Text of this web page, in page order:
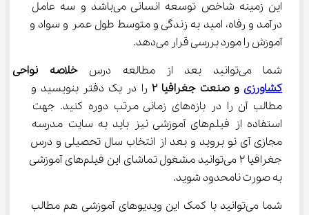
این زمینه شاخص توسعه انسانی می‌باشد و سه عامل
درآمد و رفاه، امید به زندگی و متوسط طول عمر و سواد و
آموزش را مورد بررسی قرار می‌دهد.
شما می‌توانید بعد از مطالعه درس
خلاصه
نواحی
کشاورزی و صنعت جغرافیا ۲ را در یک دفتر بنویسید و
مطالب آن را در بازه‌های زمانی مرتب دوره کنید. جهت
استفاده از فیلم‌های آموزشی نیز باید به سایت مدرسه
مجازی آی نو بروید و بعد از انتخاب سال تحصیلی و درس
جغرافیا ۲ می‌توانید مشغول تماشای این فیلم‌های آموزشی
به صورت نامحدود شوید.
شما می‌توانید با کمک این ویدیوهای آموزشی هم مطالب